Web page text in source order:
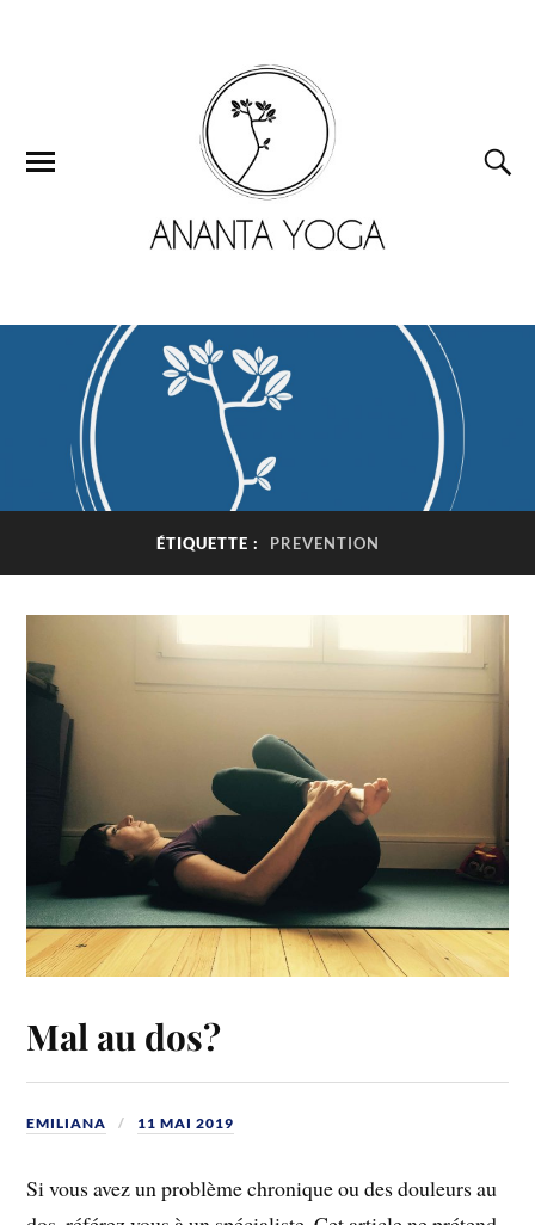
ÉTIQUETTE : PREVENTION
Mal au dos?
EMILIANA 11 MAI 2019
Si vous avez un problème chronique ou des douleurs au